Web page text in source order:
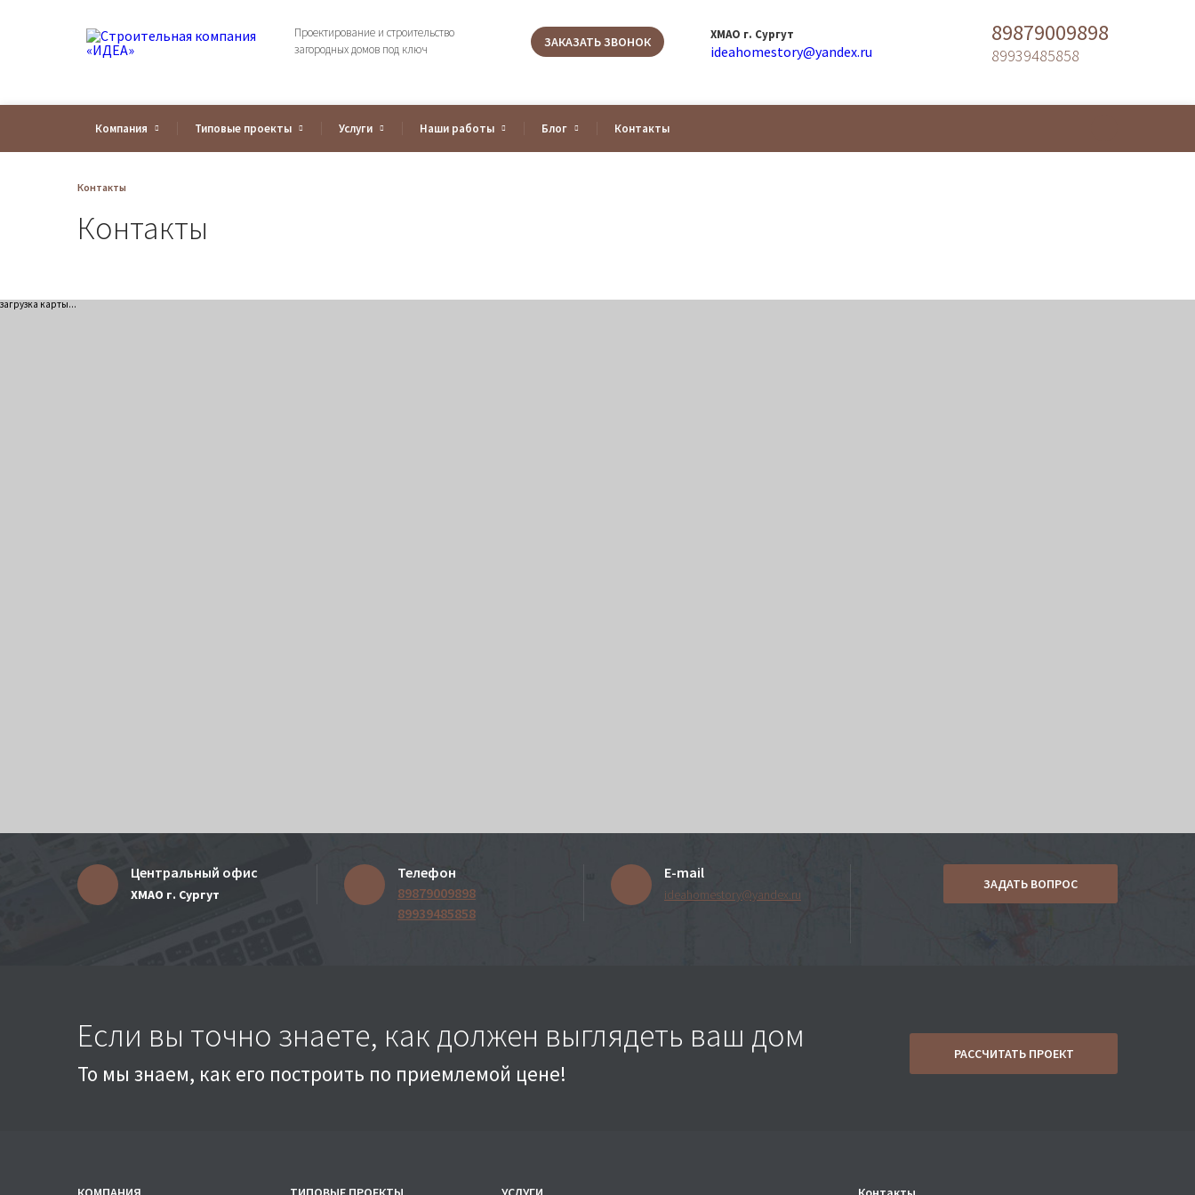
Проектирование и строительство
загородных домов под ключ
ЗАКАЗАТЬ ЗВОНОК ХМАО г. Сургут
ideahomestory@yandex.ru
89879009898
89939485858
Компания Типовые проекты Услуги Наши работы Блог Контакты
Контакты
Контакты
загрузка карты...
Центральный офис
ХМАО г. Сургут
Телефон
89879009898
89939485858
E-mail
ideahomestory@yandex.ru
ЗАДАТЬ ВОПРОС
Если вы точно знаете, как должен выглядеть ваш дом
То мы знаем, как его построить по приемлемой цене!
РАССЧИТАТЬ ПРОЕКТ